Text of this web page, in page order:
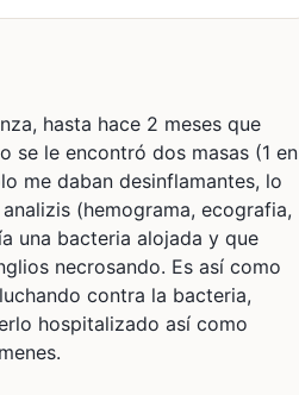
hasta hace 2 meses que
se le encontró dos masas (1 en
me daban desinflamantes, lo
(hemograma, ecografia,
una bacteria alojada y que
necrosando. Es así como
contra la bacteria,
hospitalizado así como